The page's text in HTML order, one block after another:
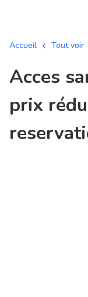
Accueil Tout voir
acces sans reservation à
prix